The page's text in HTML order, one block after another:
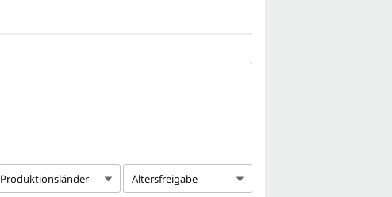
Produktionsländer Altersfreigabe